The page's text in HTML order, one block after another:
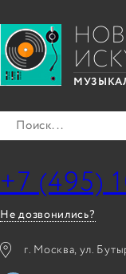
+7 (495)
Не дозвонились?
г. Москва, ул.